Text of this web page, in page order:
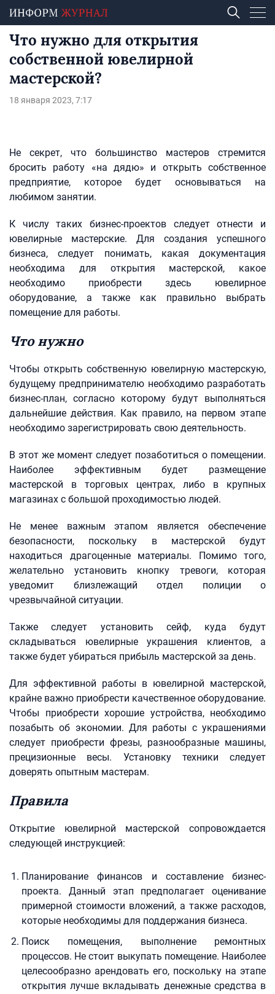
Что нужно для открытия
собственной ювелирной
мастерской?
18 января 2023, 7:17
Не секрет, что большинство мастеров стремится
бросить работу «на дядю» и открыть собственное
предприятие, которое будет основываться на
любимом занятии.
К числу таких бизнес-проектов следует отнести и
ювелирные мастерские. Для создания успешного
бизнеса, следует понимать, какая документация
необходима для открытия мастерской, какое
необходимо приобрести здесь ювелирное
оборудование, а также как правильно выбрать
помещение для работы.
Что нужно
Чтобы открыть собственную ювелирную мастерскую,
будущему предпринимателю необходимо разработать
бизнес-план, согласно которому будут выполняться
дальнейшие действия. Как правило, на первом этапе
необходимо зарегистрировать свою деятельность.
В этот же момент следует позаботиться о помещении.
Наиболее эффективным будет размещение
мастерской в торговых центрах, либо в крупных
магазинах с большой проходимостью людей.
Не менее важным этапом является обеспечение
безопасности, поскольку в мастерской будут
находиться драгоценные материалы. Помимо того,
желательно установить кнопку тревоги, которая
уведомит близлежащий отдел полиции о
чрезвычайной ситуации.
Также следует установить сейф, куда будут
складываться ювелирные украшения клиентов, а
также будет убираться прибыль мастерской за день.
Для эффективной работы в ювелирной мастерской,
крайне важно приобрести качественное оборудование.
Чтобы приобрести хорошие устройства, необходимо
позабыть об экономии. Для работы с украшениями
следует приобрести фрезы, разнообразные машины,
прецизионные весы. Установку техники следует
доверять опытным мастерам.
Правила
Открытие ювелирной мастерской сопровождается
следующей инструкцией:
Планирование финансов и составление бизнес-
проекта. Данный этап предполагает оценивание
примерной стоимости вложений, а также расходов,
которые необходимы для поддержания бизнеса.
Поиск помещения, выполнение ремонтных
процессов. Не стоит выкупать помещение. Наиболее
целесообразно арендовать его, поскольку на этапе
открытия лучше вкладывать денежные средства в